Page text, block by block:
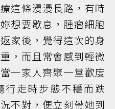
這條漫漫長路，有時
想要歇息，腫瘤細胞
家後，覺得這次的身
，而且常會感到輕微
一家人齊聚一堂歡度
行走時步態不穩而跌
不對，便立刻帶她到